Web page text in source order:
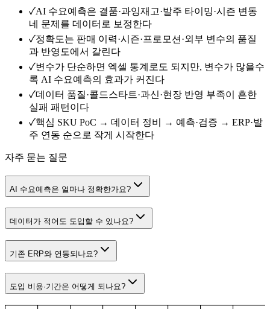
✓AI 수요예측은 결품·과잉재고·발주 타이밍·시즌 변동
네 문제를 데이터로 보정한다
✓정확도는 판매 이력·시즌·프로모션·외부 변수의 품질
과 반영도에서 갈린다
✓변수가 단순하면 엑셀 통계로도 되지만, 변수가 많을수
록 AI 수요예측의 효과가 커진다
✓데이터 품질·콜드스타트·과신·현장 반영 부족이 흔한
실패 패턴이다
✓핵심 SKU PoC → 데이터 정비 → 예측·검증 → ERP·발
주 연동 순으로 작게 시작한다
자주 묻는 질문
AI 수요예측은 얼마나 정확한가요?
데이터가 적어도 도입할 수 있나요?
기존 ERP와 연동되나요?
도입 비용·기간은 어떻게 되나요?